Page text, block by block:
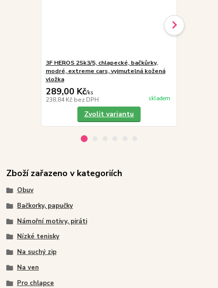
3F HEROS 2Sk3/5, chlapecké, bačkůrky,
modré, extreme cars, vyjmutelná kožená
vložka
289,00 Kč/ks
238,84 Kč bez DPH skladem
Zvolit variantu
Zboží zařazeno v kategoriích
Obuv
Bačkorky, papučky
Námořní motivy, piráti
Nízké tenisky
Na suchý zip
Na ven
Pro chlapce